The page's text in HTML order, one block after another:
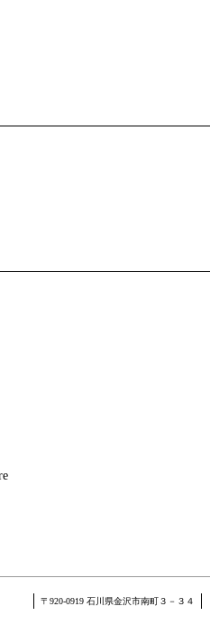
〒920-0919 石川県金沢市南町３－３４